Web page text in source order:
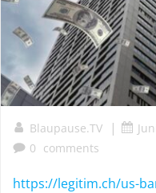
Blaupause.TV |
0 comments
https://legitim.ch/us-